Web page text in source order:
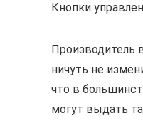
Кнопки
Производитель
ничуть не
что в
могут выдать